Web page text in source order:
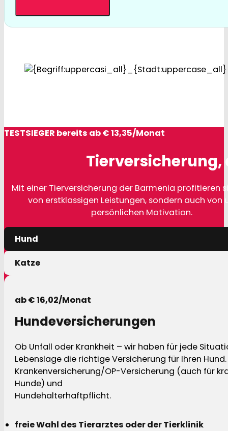
TESTSIEGER bereits ab € 13,35/Monat
Tierversicherung,
Mit einer Tierversicherung der Barmenia profitieren
von erstklassigen Leistungen, sondern auch von
persönlichen Motivation.
Hund
Katze
ab € 16,02/Monat
Hundeversicherungen
Ob Unfall oder Krankheit – wir haben für jede
Lebenslage die richtige Versicherung für Ihren Hund.
Krankenversicherung/OP-Versicherung (auch für
Hunde) und
Hundehalterhaftpflicht.
freie Wahl des Tierarztes oder der Tierklinik